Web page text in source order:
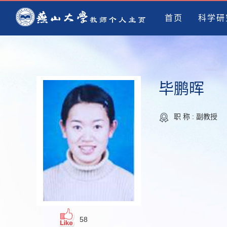
首页 科学
58
毕鹏晖
职 称 : 副教授